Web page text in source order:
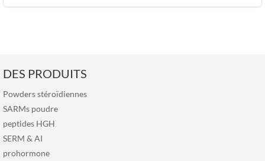
DES PRODUITS
Powders stéroïdiennes
SARMs poudre
peptides HGH
SERM & AI
prohormone